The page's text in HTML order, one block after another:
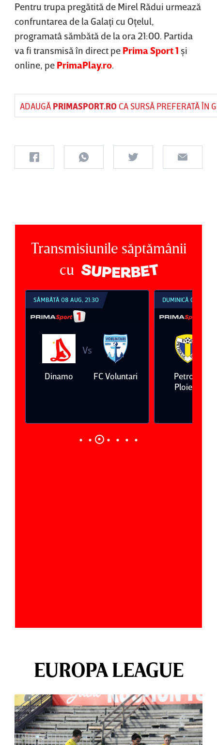
Pentru trupa pregătită de Mirel Rădui urmează
confruntarea de la Galaţi cu Oţelul,
programatâ sămbătă de la ora 21:00. Partida
va fi transmisă în direct pe Prima Sport 1 şi
online, pe PrimaPlay.ro
ADAUGĂ PRIMASPORT.ROCA SURSĂ PREFERATĂ ÎN
Transmisiunile săptămânii
cu
SÂMBĂTĂ 08 AUG, 21:30
Dinamo
Vs
FC Voluntari
DUMINICĂ 09 AUG,
Petrolul
Ploieşti
EUROPA LEAGUE